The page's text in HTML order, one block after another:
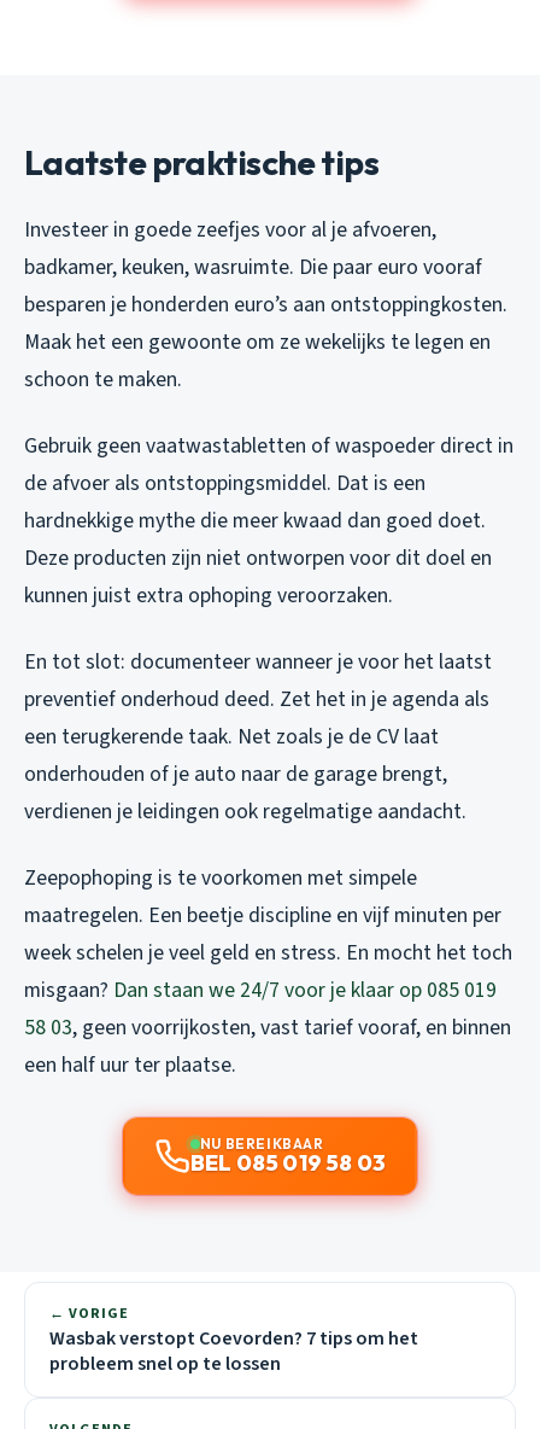
Laatste praktische tips
Investeer in goede zeefjes voor al je afvoeren,
badkamer, keuken, wasruimte. Die paar euro vooraf
besparen je honderden euro’s aan ontstoppingkosten.
Maak het een gewoonte om ze wekelijks te legen en
schoon te maken.
Gebruik geen vaatwastabletten of waspoeder direct in
de afvoer als ontstoppingsmiddel. Dat is een
hardnekkige mythe die meer kwaad dan goed doet.
Deze producten zijn niet ontworpen voor dit doel en
kunnen juist extra ophoping veroorzaken.
En tot slot: documenteer wanneer je voor het laatst
preventief onderhoud deed. Zet het in je agenda als
een terugkerende taak. Net zoals je de CV laat
onderhouden of je auto naar de garage brengt,
verdienen je leidingen ook regelmatige aandacht.
Zeepophoping is te voorkomen met simpele
maatregelen. Een beetje discipline en vijf minuten per
week schelen je veel geld en stress. En mocht het toch
misgaan? Dan staan we 24/7 voor je klaar op 085 019
58 03, geen voorrijkosten, vast tarief vooraf, en binnen
een half uur ter plaatse.
NU BEREIKBAAR
BEL 085 019 58 03
← VORIGE
Wasbak verstopt Coevorden? 7 tips om het
probleem snel op te lossen